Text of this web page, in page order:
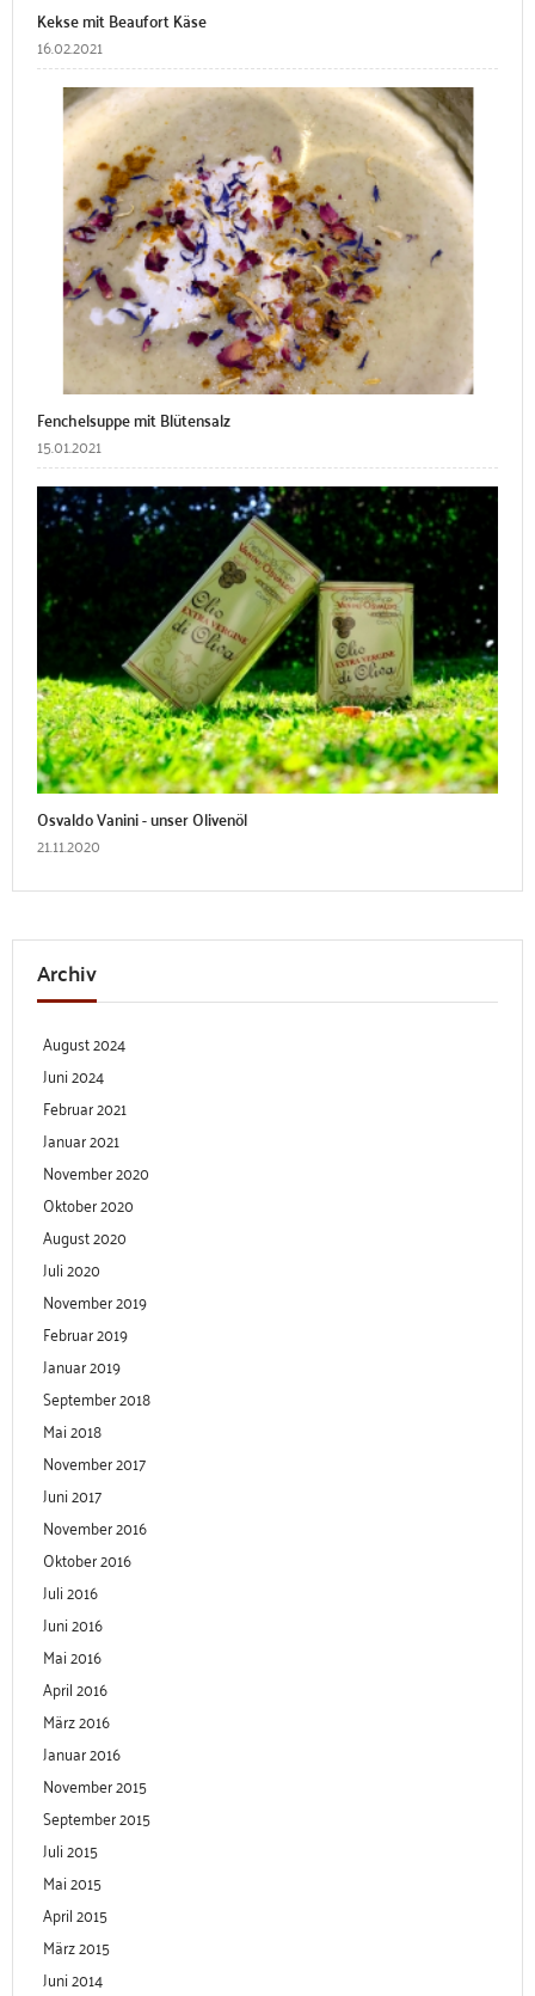
Kekse mit Beaufort Käse
16.02.2021
Fenchelsuppe mit Blütensalz
15.01.2021
Osvaldo Vanini - unser Olivenöl
21.11.2020
Archiv
August 2024
Juni 2024
Februar 2021
Januar 2021
November 2020
Oktober 2020
August 2020
Juli 2020
November 2019
Februar 2019
Januar 2019
September 2018
Mai 2018
November 2017
Juni 2017
November 2016
Oktober 2016
Juli 2016
Juni 2016
Mai 2016
April 2016
März 2016
Januar 2016
November 2015
September 2015
Juli 2015
Mai 2015
April 2015
März 2015
Juni 2014